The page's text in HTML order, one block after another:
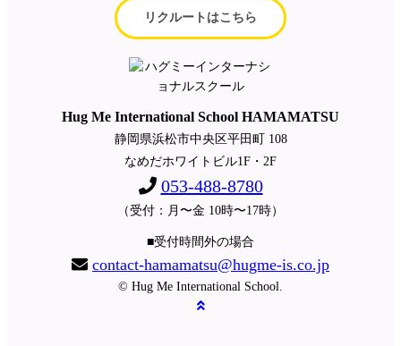
リクルートはこちら
Hug Me International School HAMAMATSU
静岡県浜松市中央区平田町 108
なめだホワイトビル1F・2F
053-488-8780
（受付：月〜金 10時〜17時）
■受付時間外の場合
contact-hamamatsu@hugme-is.co.jp
© Hug Me International School.